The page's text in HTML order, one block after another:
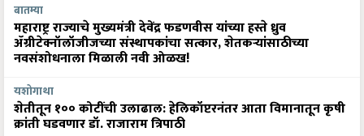
बातम्या
महाराष्ट्र राज्याचे मुख्यमंत्री देवेंद्र फडणवीस यांच्या हस्ते ध्रुव
ॲग्रीटेक्नॉलॉजीजच्या संस्थापकांचा सत्कार, शेतकऱ्यांसाठीच्या
नवसंशोधनाला मिळाली नवी ओळख!
यशोगाथा
शेतीतून १०० कोटींची उलाढाल: हेलिकॉप्टरनंतर आता विमानातून कृषी
क्रांती घडवणार डॉ. राजाराम त्रिपाठी